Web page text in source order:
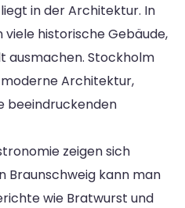
in der Architektur. In
historische Gebäude,
ausmachen. Stockholm
Architektur,
beeindruckenden
zeigen sich
Braunschweig kann man
wie Bratwurst und